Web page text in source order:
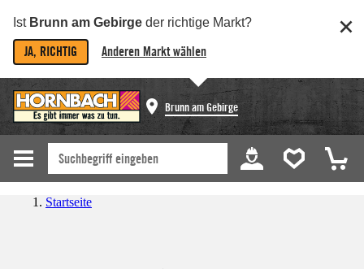
Ist Brunn am Gebirge der richtige Markt?
JA, RICHTIG Anderen Markt wählen
Brunn am Gebirge
Startseite